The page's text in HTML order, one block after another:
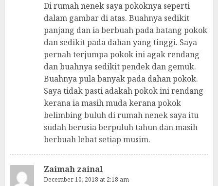
Di rumah nenek saya pokoknya seperti
dalam gambar di atas. Buahnya sedikit
panjang dan ia berbuah pada batang pokok
dan sedikit pada dahan yang tinggi. Saya
pernah terjumpa pokok ini agak rendang
dan buahnya sedikit pendek dan gemuk.
Buahnya pula banyak pada dahan pokok.
Saya tidak pasti adakah pokok ini rendang
kerana ia masih muda kerana pokok
belimbing buluh di rumah nenek saya itu
sudah berusia berpuluh tahun dan masih
berbuah lebat setiap musim.
Zaimah zainal
December 10, 2018 at 2:18 am